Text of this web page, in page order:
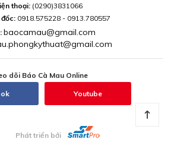
thoại: (0290)3831066
0918.575228 - 0913.780557
baocamau@gmail.com
dõi Báo Cà Mau Online
Youtube
Phát triển bởi